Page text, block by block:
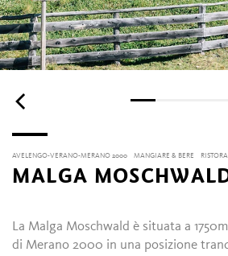
AVELENGO-VERANO-MERANO 2000 MANGIARE & BERE
MALGA
La Malga Moschwald è situata a
di Merano 2000 in una posizione